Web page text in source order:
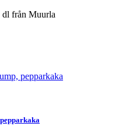
från Muurla